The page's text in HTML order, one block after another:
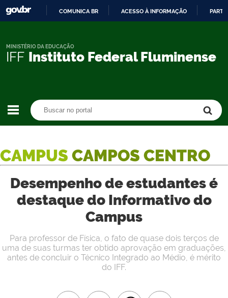
CONTEÚDO
COMUNICA BR ACESSO À INFORMAÇÃO
IFF Instituto Federal Fluminense
MINISTÉRIO DA EDUCAÇÃO
CAMPUS CAMPOS CENTRO
Desempenho de estudantes é
destaque do Informativo do
Campus
Para professor de Física, o fato de quase dois terços de
uma de suas turmas ter obtido aprovação em graduações,
antes de concluir o Técnico Integrado ao Médio, é mérito
do IFF.